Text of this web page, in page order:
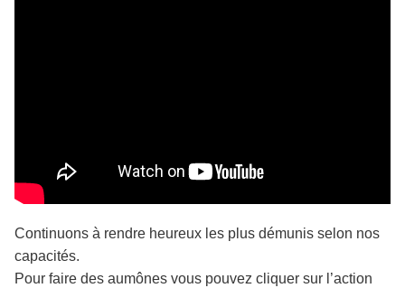
Continuons à rendre heureux les plus démunis selon nos
capacités.
Pour faire des aumônes vous pouvez cliquer sur l’action